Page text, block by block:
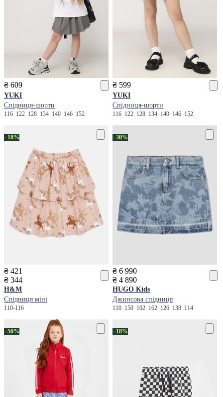
₴ 609
YUKI
Спідниця-шорти
116 122 128 134 140 146 152
₴ 599
YUKI
Спідниця-шорти
116 122 128 134 140 146 152
−18%
₴ 421
₴ 344
H&M
Спідниця міні
110-116
−30%
₴ 6 990
₴ 4 890
HUGO Kids
Джинсова спідниця
110 150 102 162 126 138 114
−50% −18%